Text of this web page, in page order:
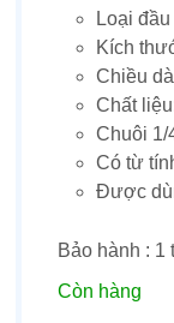
Loại
Kích
Chiều
Chất
Chuôi
Có từ
Được
Bảo hành : 1
Còn hàng